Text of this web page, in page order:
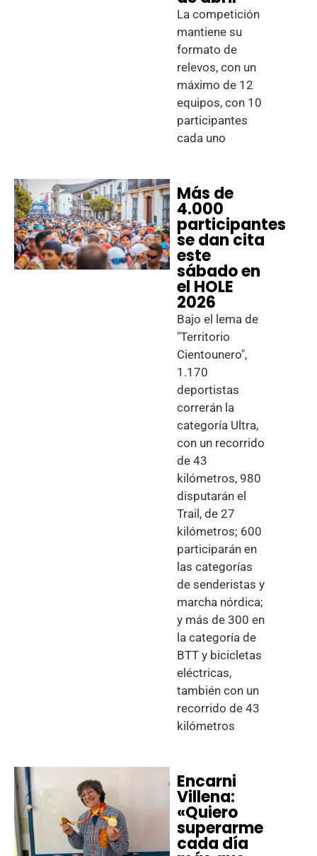
La competición
mantiene su
formato de
relevos, con un
máximo de 12
equipos, con 10
participantes
cada uno
Más de
4.000
participantes
se dan cita
este
sábado en
el HOLE
2026
Bajo el lema de
"Territorio
Cientounero",
1.170
deportistas
correrán la
categoría Ultra,
con un recorrido
de 43
kilómetros, 980
disputarán el
Trail, de 27
kilómetros; 600
participarán en
las categorías
de senderistas y
marcha nórdica;
y más de 300 en
la categoría de
BTT y bicicletas
eléctricas,
también con un
recorrido de 43
kilómetros
Encarni
Villena:
«Quiero
superarme
cada día